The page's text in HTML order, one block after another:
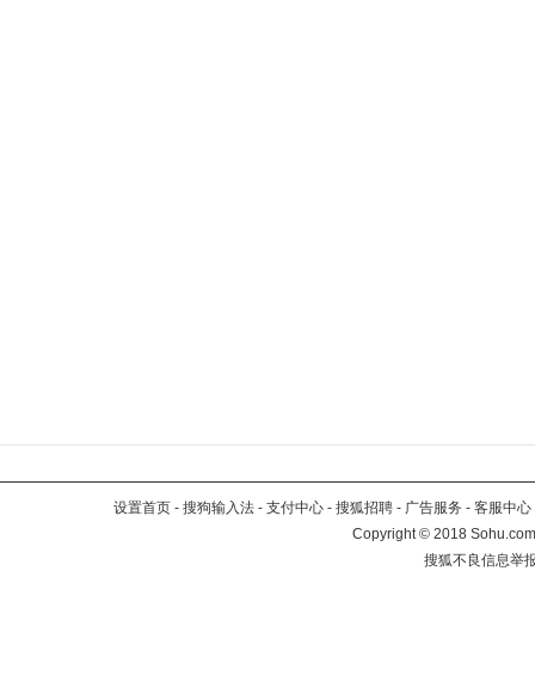
设置首页 - 搜狗输入法 - 支付中心 - 搜狐招聘 - 广告服务 - 客服中心
Copyright©2018
搜狐不良信息举